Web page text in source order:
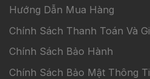
Hướng Dẫn Mua Hàng
Chính Sách Thanh Toán Và
Chính Sách Bảo Hành
Chính Sách Bảo Mật Thông